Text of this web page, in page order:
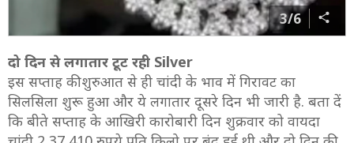
3/6
दो दिन से लगातार टूट रही Silver
इस सप्ताह की शुरुआत से ही चांदी के भाव में गिरावट का
सिलसिला शुरू हुआ और ये लगातार दूसरे दिन भी जारी है. बता दें
कि बीते सप्ताह के आखिरी कारोबारी दिन शुक्रवार को वायदा